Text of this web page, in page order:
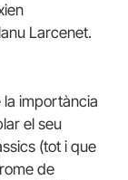
Larcenet.
la importància
el seu
(tot i que
de